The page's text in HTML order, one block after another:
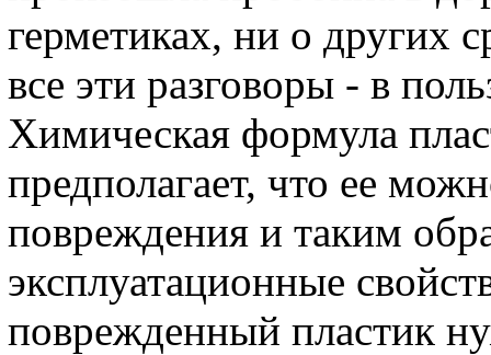
герметиках, ни о других
все эти разговоры - в
Химическая формула
предполагает, что ее
повреждения и таким
эксплуатационные
поврежденный пластик